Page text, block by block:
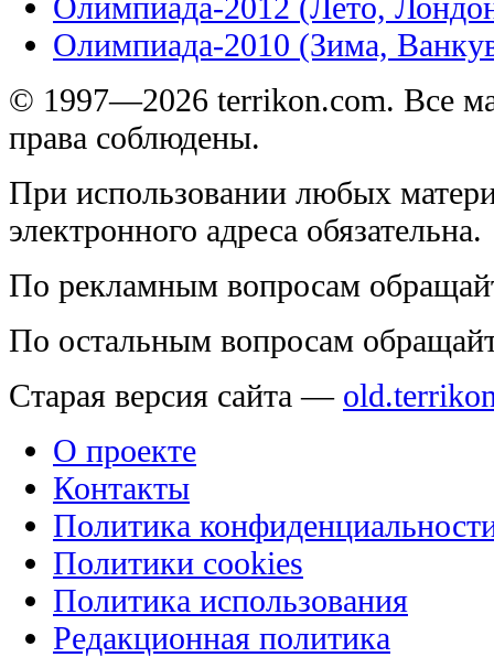
Олимпиада-2010 (Зима,
© 1997—2026 terrikon.com. Все
права соблюдены.
При использовании любых
электронного адреса обязательна.
По рекламным вопросам
По остальным вопросам
Старая версия сайта —
О проекте
Контакты
Политика
Политики cookies
Политика использования
Редакционная политика